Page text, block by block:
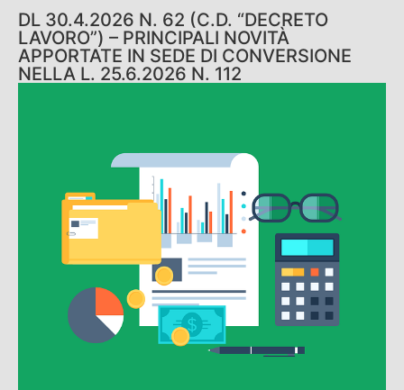
DL 30.4.2026 N. 62 (C.D. “DECRETO
LAVORO”) – PRINCIPALI NOVITÀ
APPORTATE IN SEDE DI CONVERSIONE
NELLA L. 25.6.2026 N. 112